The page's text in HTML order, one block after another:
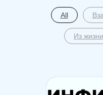
All
Из